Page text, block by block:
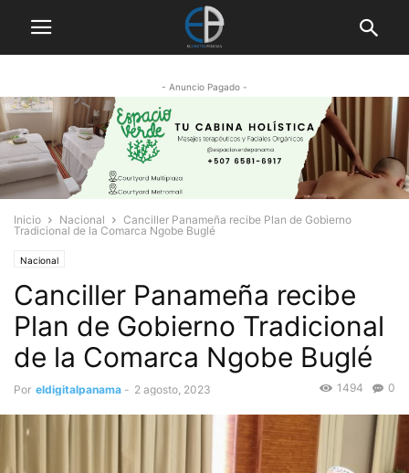
- Anuncio Pagado -
Inicio Nacional
Canciller Panameña recibe Plan de Gobierno
Tradicional de la Comarca Ngobe Buglé
Nacional
Canciller Panameña recibe
Plan de Gobierno Tradicional
de la Comarca Ngobe Buglé
Por eldigitalpanama - 2 agosto, 2023 0
1494